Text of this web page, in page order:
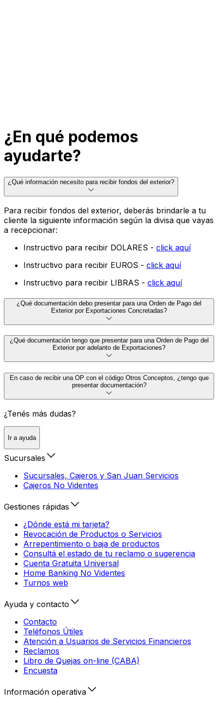
¿En qué podemos
ayudarte?
¿Qué información necesito para recibir fondos del exterior?
Para recibir fondos del exterior, deberás brindarle a tu
cliente la siguiente información según la divisa que vayas
a recepcionar:
Instructivo para recibir DOLARES - click aquí
Instructivo para recibir EUROS - click aquí
Instructivo para recibir LIBRAS - click aquí
¿Qué documentación debo presentar para una Orden de Pago del
Exterior por Exportaciones Concretadas?
¿Qué documentación tengo que presentar para una Orden de Pago del
Exterior por adelanto de Exportaciones?
En caso de recibir una OP con el código Otros Conceptos, ¿tengo que
presentar documentación?
¿Tenés más dudas?
Ir a ayuda
Sucursales
Sucursales, Cajeros y San Juan Servicios
Cajeros No Videntes
Gestiones rápidas
¿Dónde está mi tarjeta?
Revocación de Productos o Servicios
Arrepentimiento o baja de productos
Consultá el estado de tu reclamo o sugerencia
Cuenta Gratuita Universal
Home Banking No Videntes
Turnos web
Ayuda y contacto
Contacto
Teléfonos Útiles
Atención a Usuarios de Servicios Financieros
Reclamos
Libro de Quejas on-line (CABA)
Encuesta
Información operativa